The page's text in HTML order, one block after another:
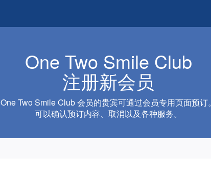
One Two Smile Club
注册新会员
One Two Smile Club 会员的贵宾可通过会员专用页面预订。
可以确认预订内容、取消以及各种服务。